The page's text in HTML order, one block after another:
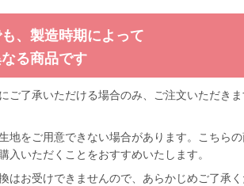
、製造時期によって
る商品です
了承いただける場合のみ、ご注文いただき
地をご用意できない場合があります。こちら
いただくことをおすすめいたします。
お受けできませんので、あらかじめご了承く